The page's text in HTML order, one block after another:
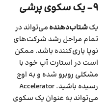
۹- یک سکوی پرشی
یکشتاب‌دهندهمی‌تواند در
تمام مراحل رشد شرکت‌های
نوپا یاری‌کننده باشد. ممکن
است در استارت آپ خود با
مشکلی روبرو شده و به اوج
رسیده باشید. Accelerator
می‌تواند به عنوان یک سکوی